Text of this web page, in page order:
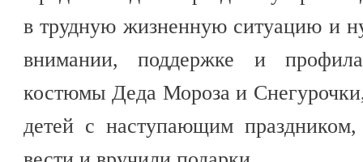
в трудную жизненную ситуацию и
внимании, поддержке и
костюмы Деда Мороза и
детей с наступающим